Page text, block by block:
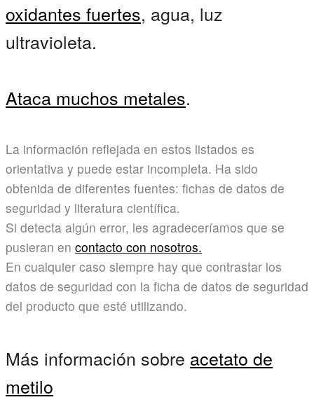
oxidantes fuertes, agua, luz
ultravioleta.
Ataca muchos metales.
La información reflejada en estos listados es
orientativa y puede estar incompleta. Ha sido
obtenida de diferentes fuentes: fichas de datos de
seguridad y literatura científica.
Si detecta algún error, les agradeceríamos que se
pusieran en contacto con nosotros.
En cualquier caso siempre hay que contrastar los
datos de seguridad con la ficha de datos de seguridad
del producto que esté utilizando.
Más información sobre acetato de
metilo